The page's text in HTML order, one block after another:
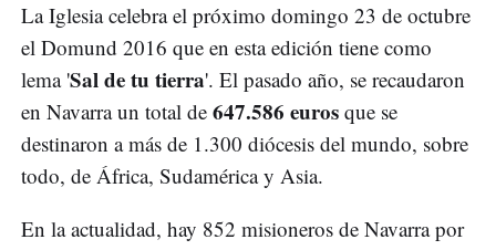
La Iglesia celebra el próximo domingo 23 de octubre
el Domund 2016 que en esta edición tiene como
lema 'Sal de tu tierra'. El pasado año, se recaudaron
en Navarra un total de 647.586 euros que se
destinaron a más de 1.300 diócesis del mundo, sobre
todo, de África, Sudamérica y Asia.
En la actualidad, hay 852 misioneros de Navarra por